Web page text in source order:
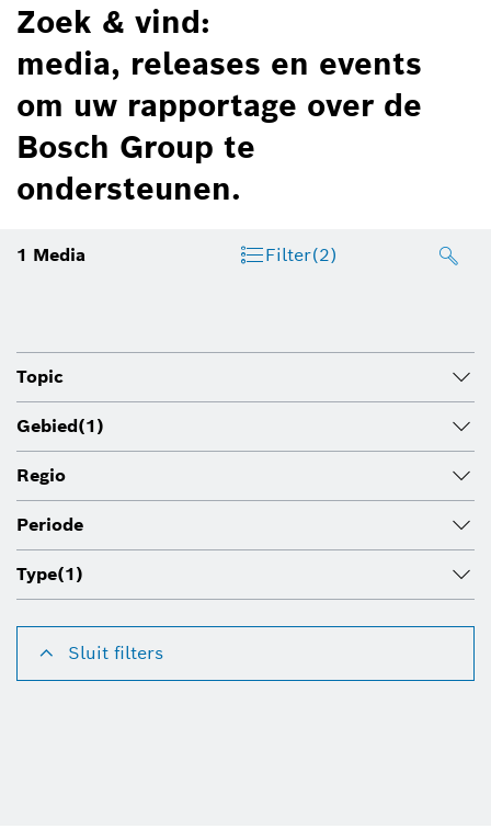
Zoek & vind:
media, releases en events
om uw rapportage over de
Bosch Group te
ondersteunen.
1 Media Filter(2)
Topic
Gebied(1)
Regio
Periode
Type(1)
Sluit filters